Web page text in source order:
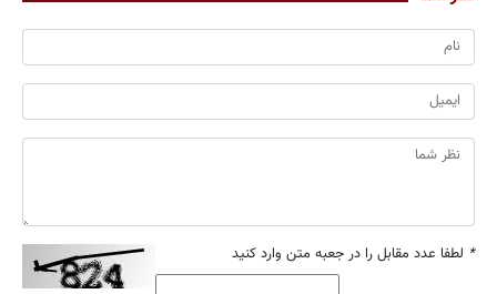
* لطفا عدد مقابل را در جعبه متن وارد کنید